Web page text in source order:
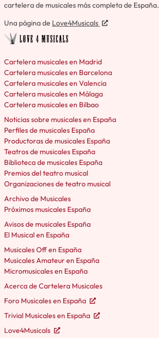
cartelera de musicales más completa de España.
Una página de Love4Musicals
Cartelera musicales en Madrid
Cartelera musicales en Barcelona
Cartelera musicales en Valencia
Cartelera musicales en Málaga
Cartelera musicales en Bilbao
Noticias sobre musicales en España
Perfiles de musicales España
Productoras de musicales España
Teatros de musicales España
Biblioteca de musicales España
Premios del teatro musical
Organizaciones de teatro musical
Archivo de Musicales
Próximos musicales España
Avisos de musicales España
El Musical en España
Musicales Off en España
Musicales Amateur en España
Micromusicales en España
Acerca de Cartelera Musicales
Foro Musicales en España
Trivial Musicales en España
Love4Musicals